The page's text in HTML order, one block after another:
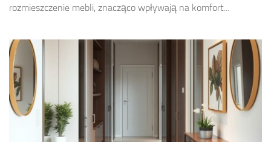
rozmieszczenie mebli, znacząco wpływają na komfort...